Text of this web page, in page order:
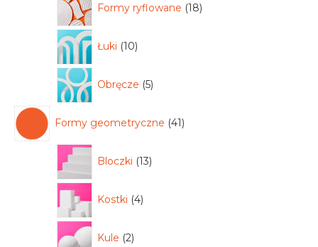
Formy ryflowane 18
Łuki 10
Obręcze 5
Formy geometryczne 41
Bloczki 13
Kostki 4
Kule 2